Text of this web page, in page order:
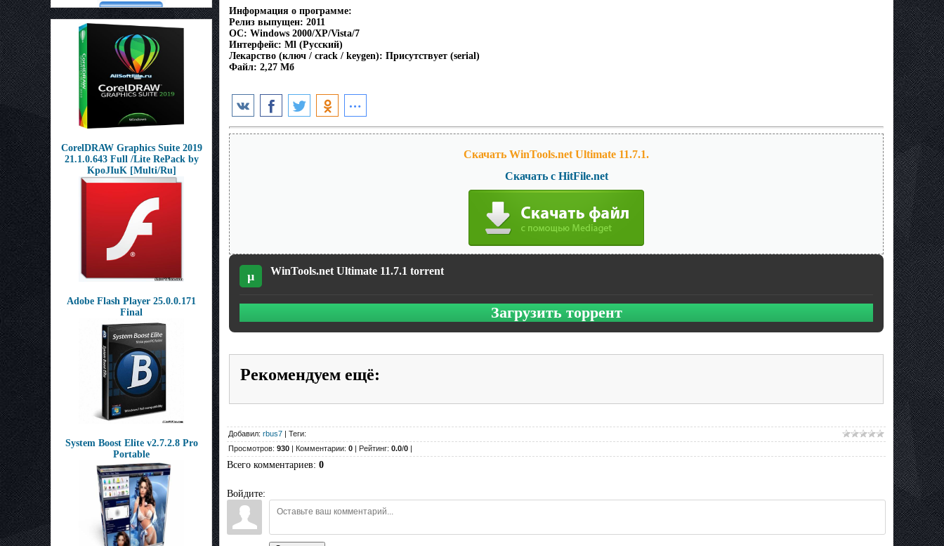
CorelDRAW Graphics Suite 2019
21.1.0.643 Full /Lite RePack by
KpoJIuK [Multi/Ru]
Adobe Flash Player 25.0.0.171
Final
System Boost Elite v2.7.2.8 Pro
Portable
Информация о программе:
Релиз выпущен: 2011
ОС: Windows 2000/XP/Vista/7
Интерфейс: Ml (Русский)
Лекарство (ключ / crack / keygen): Присутствует (serial)
Файл: 2,27 Мб
Скачать WinTools.net Ultimate 11.7.1.
Скачать с HitFile.net
µ WinTools.net Ultimate 11.7.1 torrent
Загрузить торрент
Рекомендуем ещё:
Добавил: rbus7 | Теги:
Просмотров: 930 | Комментарии: 0 | Рейтинг: 0.0/0 |
Всего комментариев: 0
Войдите: